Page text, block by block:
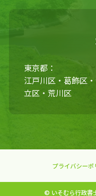
東京都：
江戸川区・葛飾区
立区・荒川区
プライバシーポ
© いそむら行政書